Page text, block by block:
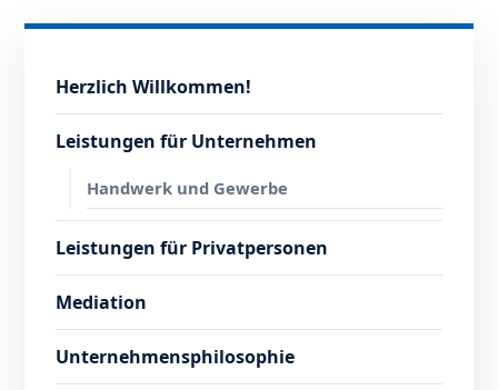
Herzlich Willkommen!
Leistungen für Unternehmen
Handwerk und Gewerbe
Leistungen für Privatpersonen
Mediation
Unternehmensphilosophie